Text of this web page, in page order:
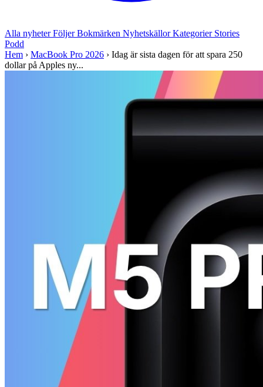
Alla nyheterFöljerBokmärken NyhetskällorKategorier Stories
Podd
Hem › MacBook Pro 2026 › Idag är sista dagen för att spara 250
dollar på Apples ny...